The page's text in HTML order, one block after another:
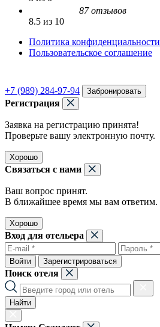
87 отзывов
8.5 из 10
Политика конфиденциальности
Пользовательское соглашение
+7 (989) 284-97-94 Забронировать
Регистрация
Заявка на регистрацию принята!
Проверьте вашу электронную почту.
Хорошо
Связаться с нами
Ваш вопрос принят.
В ближайшее время мы вам ответим.
Хорошо
Вход для отельера
Войти Зарегистрироваться
Поиск отеля
Найти